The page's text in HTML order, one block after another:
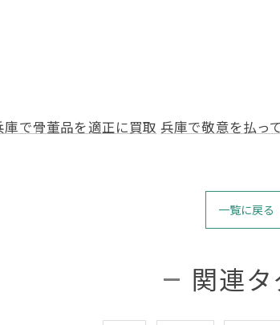
庫で骨董品を適正に買取 兵庫で敬意を払っ
一覧に戻る
関連タ